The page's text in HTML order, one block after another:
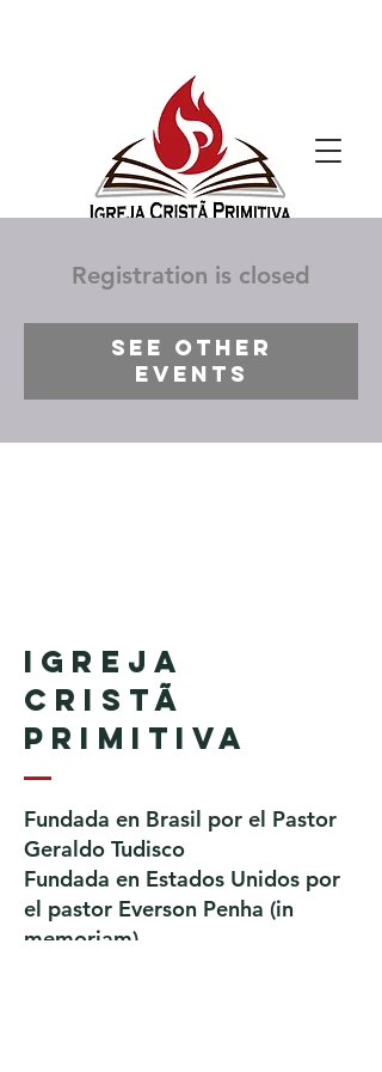
Registration is closed
See other
events
Igreja
Cristã
Primitiva
Fundada en Brasil por el Pastor
Geraldo Tudisco
Fundada en Estados Unidos por
el pastor Everson Penha ​(in
memoriam)